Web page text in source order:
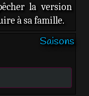
la version
à sa famille.
Saisons